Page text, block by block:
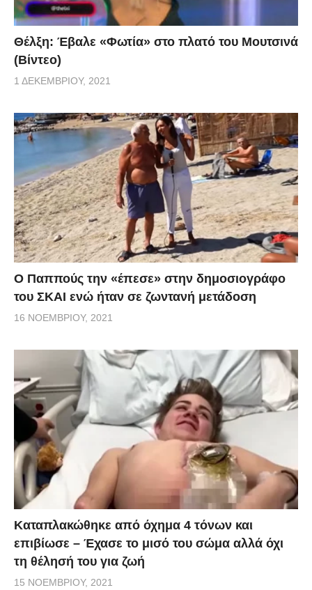
Θέλξη: Έβαλε «Φωτία» στο πλατό του Μουτσινά
(Βίντεο)
1 ΔΕΚΕΜΒΡΊΟΥ, 2021
Ο Παππούς την «έπεσε» στην δημοσιογράφο
του ΣΚΑΙ ενώ ήταν σε ζωντανή μετάδοση
16 ΝΟΕΜΒΡΊΟΥ, 2021
Kαταπλακώθηκε από όχημα 4 τόνων και
επιβίωσε – Έχασε το μισό του σώμα αλλά όχι
τη θέλησή του για ζωή
15 ΝΟΕΜΒΡΊΟΥ, 2021